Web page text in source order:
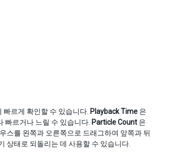
르게 확인할 수 있습니다. Playback Time 은
빠르거나 느릴 수 있습니다. Particle Count 은
스를 왼쪽과 오른쪽으로 드래그하여 앞쪽과 뒤
상태로 되돌리는 데 사용할 수 있습니다.